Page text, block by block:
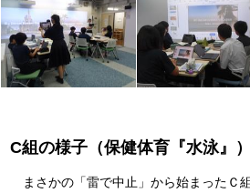
C組の様子（保健体育『水泳』）
まさかの「雷で中止」から始まったＣ